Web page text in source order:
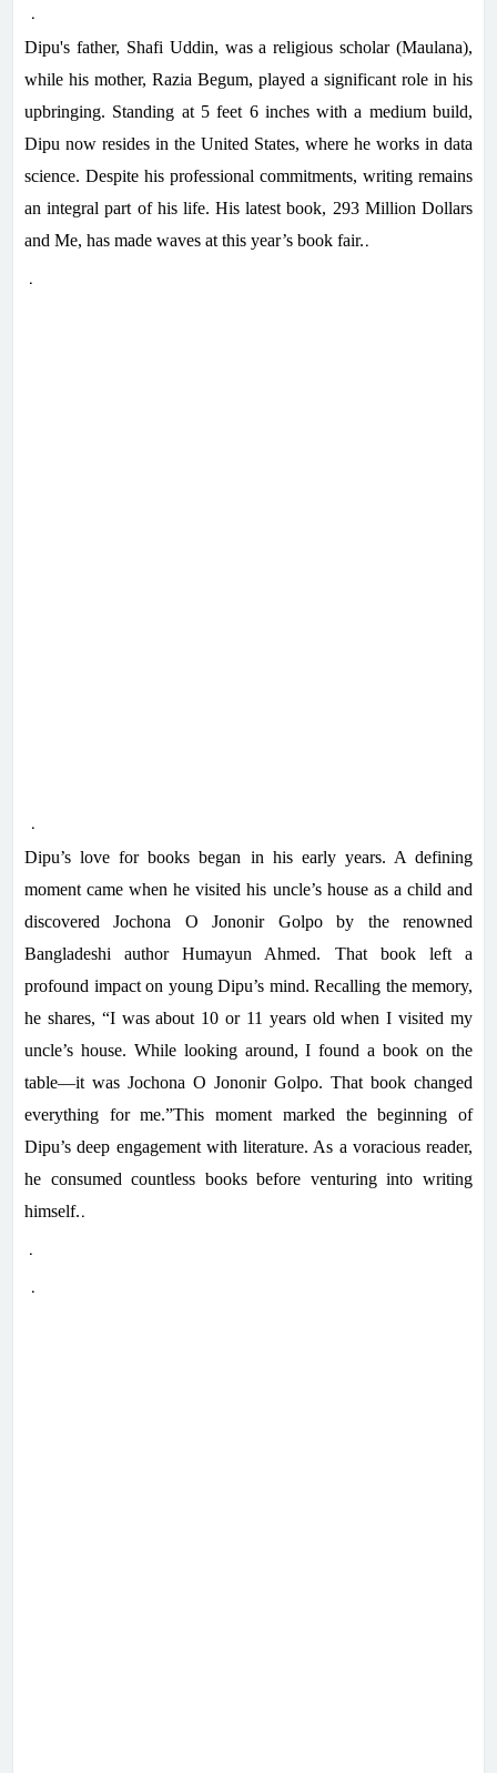
.
Dipu's father, Shafi Uddin, was a religious scholar (Maulana),
while his mother, Razia Begum, played a significant role in his
upbringing. Standing at 5 feet 6 inches with a medium build,
Dipu now resides in the United States, where he works in data
science. Despite his professional commitments, writing remains
an integral part of his life. His latest book, 293 Million Dollars
and Me, has made waves at this year’s book fair..
.
.
Dipu’s love for books began in his early years. A defining
moment came when he visited his uncle’s house as a child and
discovered Jochona O Jononir Golpo by the renowned
Bangladeshi author Humayun Ahmed. That book left a
profound impact on young Dipu’s mind. Recalling the memory,
he shares, “I was about 10 or 11 years old when I visited my
uncle’s house. While looking around, I found a book on the
table—it was Jochona O Jononir Golpo. That book changed
everything for me.”This moment marked the beginning of
Dipu’s deep engagement with literature. As a voracious reader,
he consumed countless books before venturing into writing
himself..
.
.